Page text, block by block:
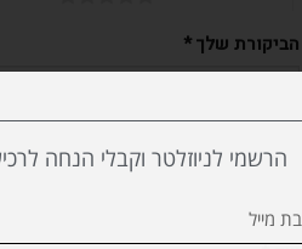
הביקורת שלך*
הרשמי לניוזלטר וקבלי הנחה